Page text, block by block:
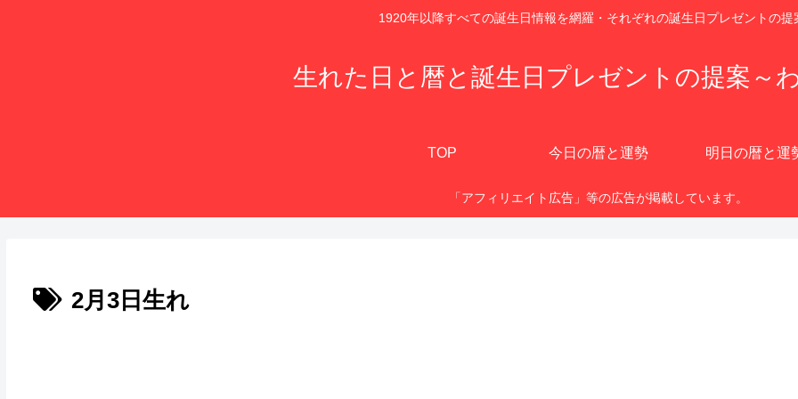
1920年以降すべての誕生日情報を網羅・それぞれの誕生日プレゼントの提
生れた日と暦と誕生日プレゼントの提案～
TOP 今日の暦と運勢 明日の暦と運
「アフィリエイト広告」等の広告が掲載しています。
2月3日生れ